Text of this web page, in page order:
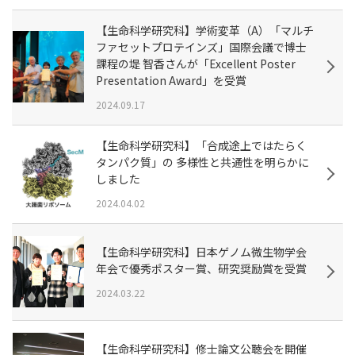
【生命科学研究科】学術変革（A）「マルチ
ファセットプロテインズ」国際会議で博士
課程の堤 智香さんが「Excellent Poster
Presentation Award」を受賞
2024.09.17
【生命科学研究科】「合成途上ではたらく
タンパク質」の 多様性と共通性を明らかに
しました
2024.04.02
【生命科学研究科】日本ゲノム微生物学会
年会で優秀ポスター賞、研究奨励賞を受賞
2024.03.22
【生命科学研究科】修士論文公聴会を開催